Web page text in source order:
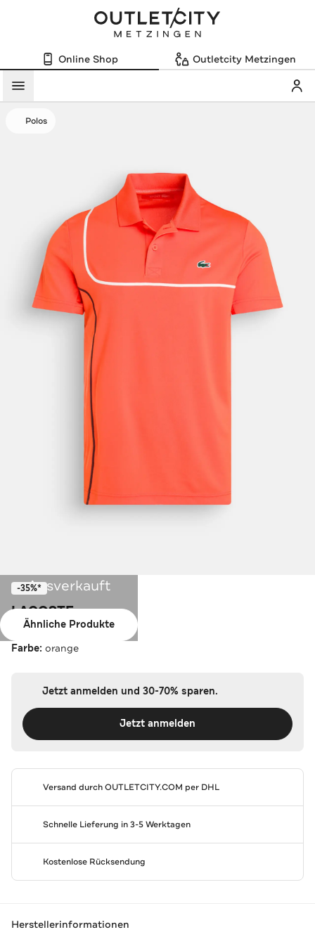
Online Shop Outletcity Metzingen
Menü
Polos
Ausverkauft
Ähnliche Produkte
-35%*
LACOSTE
Funktions-Polo orange
Farbe: orange
Jetzt anmelden und 30-70% sparen.
Jetzt anmelden
Versand durchOUTLETCITY.COM per DHL
Schnelle Lieferung in 3-5 Werktagen
Kostenlose Rücksendung
Herstellerinformationen